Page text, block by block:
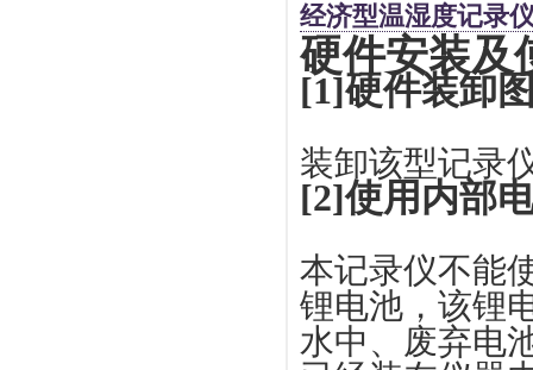
经济型温湿度记录
硬件安装及
[1]硬件装卸
装卸该型记录
[2]使用内部
本记录仪不能
锂电池，该锂
水中、废弃电